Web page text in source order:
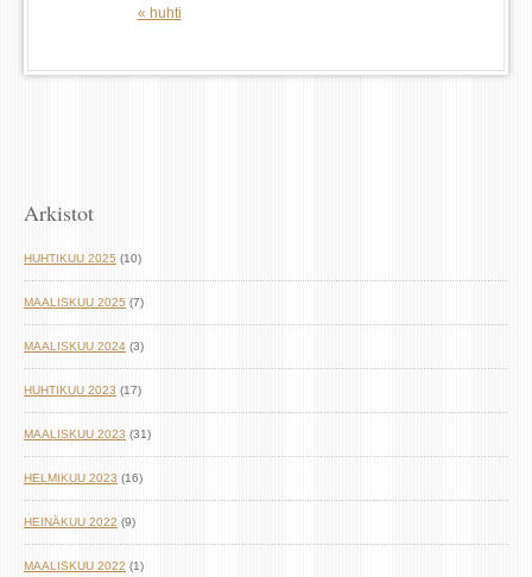
« huhti
Arkistot
HUHTIKUU 2025 (10)
MAALISKUU 2025 (7)
MAALISKUU 2024 (3)
HUHTIKUU 2023 (17)
MAALISKUU 2023 (31)
HELMIKUU 2023 (16)
HEINÄKUU 2022 (9)
MAALISKUU 2022 (1)